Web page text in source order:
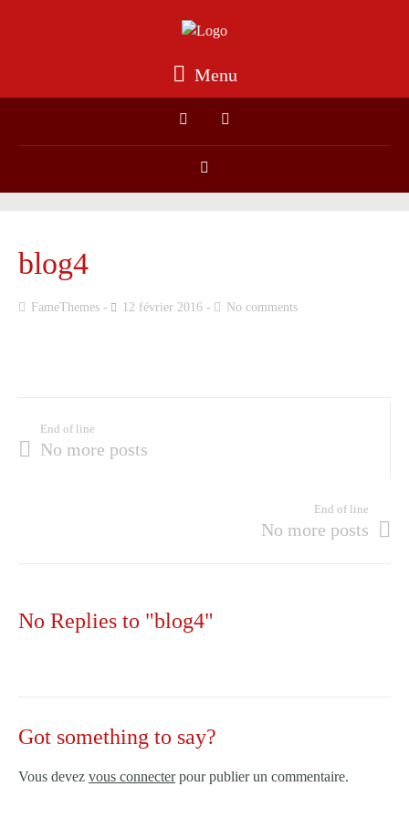
Menu
blog4
FameThemes 12 février 2016 No comments
End of line
No more posts
End of line
No more posts
No Replies to "blog4"
Got something to say?
Vous devez vous connecterpour publier un commentaire.